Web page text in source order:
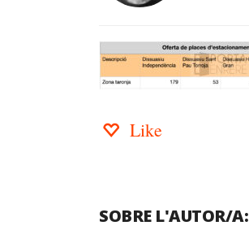
Like
SOBRE L'AUTOR/A: